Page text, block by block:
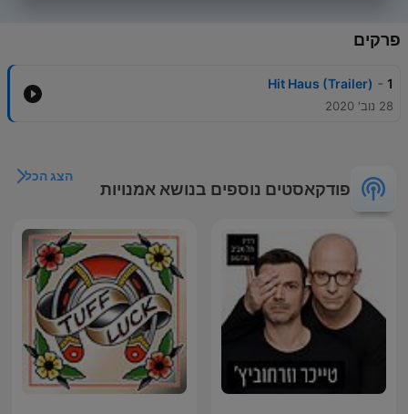
פרקים
1
-
Hit Haus (Trailer)
28 נוב' 2020
פודקאסטים נוספים בנושא אמנויות
הצג הכל